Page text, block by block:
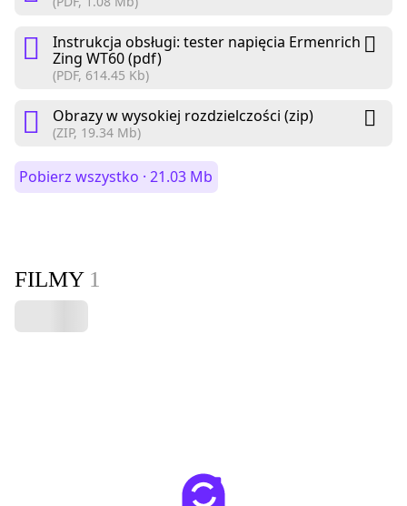
Instrukcja obsługi: tester napięcia Ermenrich
Zing WT60 (pdf)
(PDF, 614.45 Kb)
Obrazy w wysokiej rozdzielczości (zip)
(ZIP, 19.34 Mb)
Pobierz wszystko · 21.03 Mb
FILMY 1